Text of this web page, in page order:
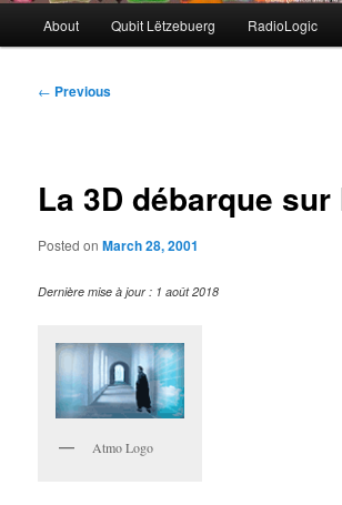
About Qubit Lëtzebuerg RadioLogic
Post
← Previous
La 3D débarque sur
Posted onMarch 28, 2001
Dernière mise à jour : 1 août 2018
Atmo Logo